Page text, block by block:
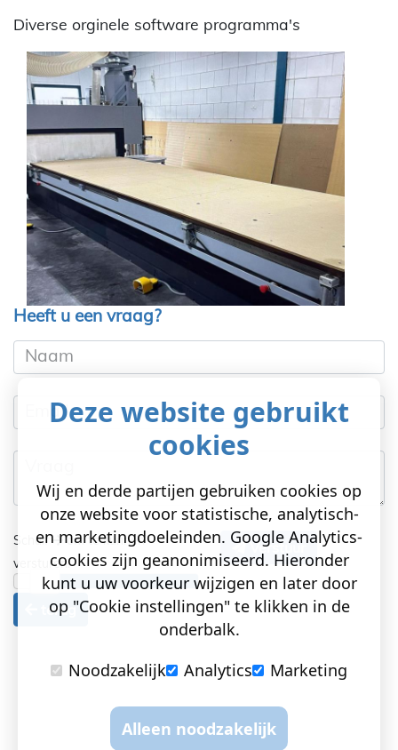
Diverse orginele software programma's
Heeft u een vraag?
Naam
Email
Schuif
om te kunnen
versturen!
Verstuur
terug
Deze website gebruikt
cookies
Wij en derde partijen gebruiken cookies op
onze website voor statistische, analytisch-
en marketingdoeleinden. Google Analytics-
cookies zijn geanonimiseerd. Hieronder
kunt u uw voorkeur wijzigen en later door
op "Cookie instellingen" te klikken in de
onderbalk.
Noodzakelijk
Analytics Marketing
Alleen noodzakelijk